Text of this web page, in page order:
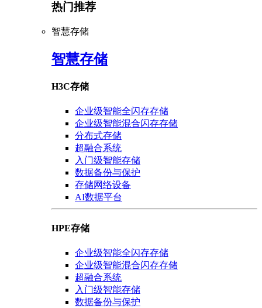
热门推荐
智慧存储
智慧存储
H3C存储
企业级智能全闪存存储
企业级智能混合闪存存储
分布式存储
超融合系统
入门级智能存储
数据备份与保护
存储网络设备
AI数据平台
HPE存储
企业级智能全闪存存储
企业级智能混合闪存存储
超融合系统
入门级智能存储
数据备份与保护